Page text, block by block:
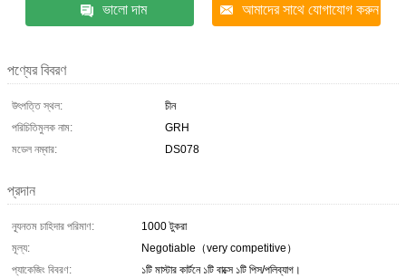
ভালো দাম আমাদের সাথে যোগাযোগ করুন
পণ্যের বিবরণ
উৎপত্তি স্থল:
চীন
পরিচিতিমুলক নাম:
GRH
মডেল নম্বার:
DS078
প্রদান
ন্যূনতম চাহিদার পরিমাণ:
1000 টুকরা
মূল্য:
Negotiable（very competitive）
প্যাকেজিং বিবরণ:
১টি মাস্টার কার্টনে ১টি বাক্সে ১টি পিস/পলিব্যাগ।